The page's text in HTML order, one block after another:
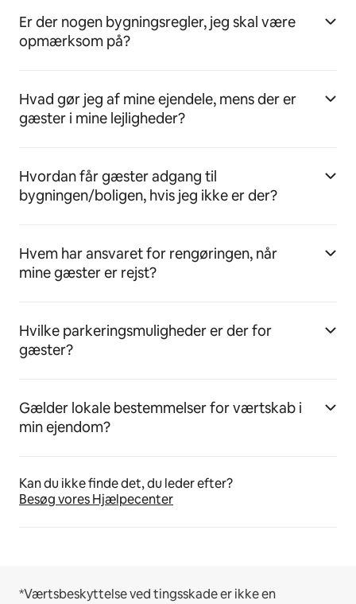
Er der nogen bygningsregler, jeg skal være
opmærksom på?
Hvad gør jeg af mine ejendele, mens der er
gæster i mine lejligheder?
Hvordan får gæster adgang til
bygningen/boligen, hvis jeg ikke er der?
Hvem har ansvaret for rengøringen, når
mine gæster er rejst?
Hvilke parkeringsmuligheder er der for
gæster?
Gælder lokale bestemmelser for værtskab i
min ejendom?
Kan du ikke finde det, du leder efter?
Besøg vores Hjælpecenter
*Værtsbeskyttelse ved tingsskade er ikke en